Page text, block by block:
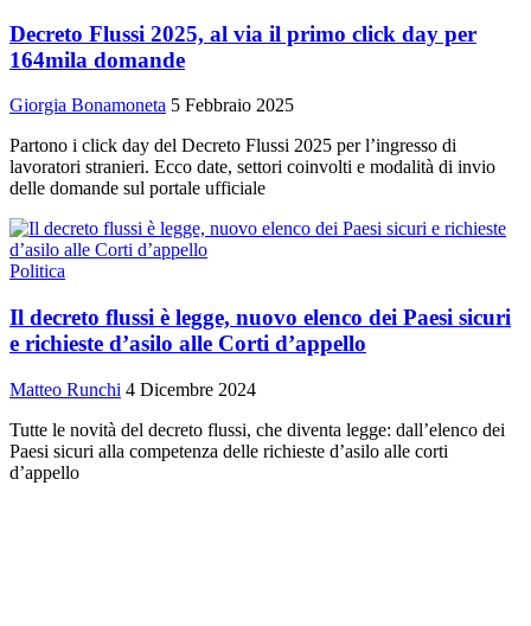
Decreto Flussi 2025, al via il primo click day per
164mila domande
Giorgia Bonamoneta 5 Febbraio 2025
Partono i click day del Decreto Flussi 2025 per l’ingresso di
lavoratori stranieri. Ecco date, settori coinvolti e modalità di invio
delle domande sul portale ufficiale
Politica
Il decreto flussi è legge, nuovo elenco dei Paesi sicuri
e richieste d’asilo alle Corti d’appello
Matteo Runchi 4 Dicembre 2024
Tutte le novità del decreto flussi, che diventa legge: dall’elenco dei
Paesi sicuri alla competenza delle richieste d’asilo alle corti
d’appello